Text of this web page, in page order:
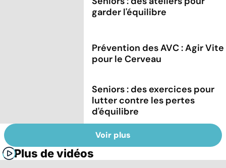
garder l'équilibre
Prévention des AVC : Agir Vite
pour le Cerveau
Seniors : des exercices pour
lutter contre les pertes
d'équilibre
Voir plus
Plus de vidéos